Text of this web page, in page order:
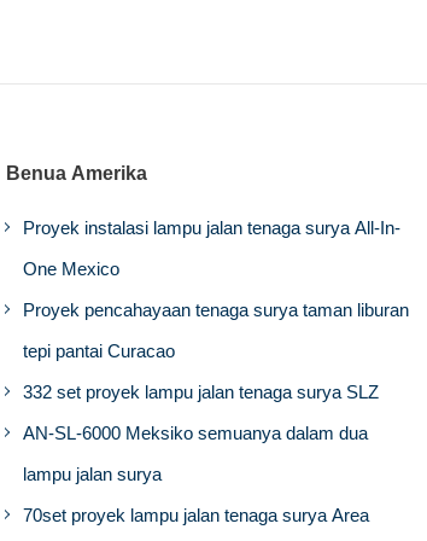
Benua Amerika
Proyek instalasi lampu jalan tenaga surya All-In-
One Mexico
Proyek pencahayaan tenaga surya taman liburan
tepi pantai Curacao
332 set proyek lampu jalan tenaga surya SLZ
AN-SL-6000 Meksiko semuanya dalam dua
lampu jalan surya
70set proyek lampu jalan tenaga surya Area